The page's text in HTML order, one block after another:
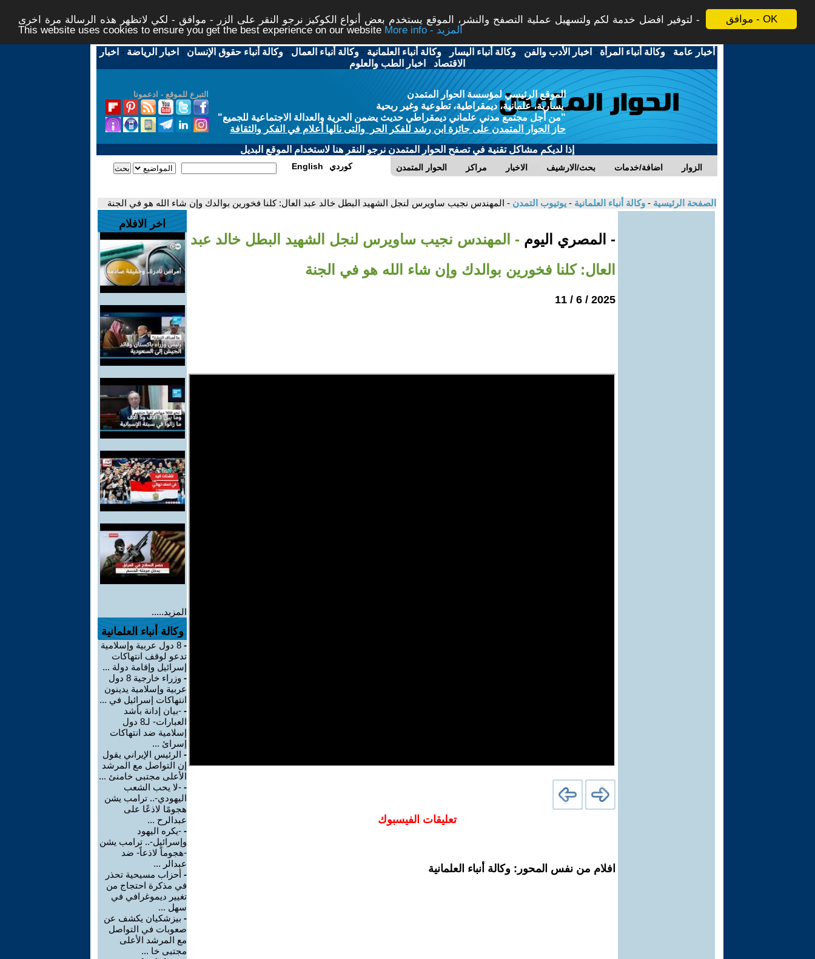
موافق - OK
لتوفير افضل خدمة لكم ولتسهيل عملية التصفح والنشر، الموقع يستخدم بعض أنواع الكوكيز نرجو النقر على الزر - موافق - لكي لاتظهر هذه الرسالة مرة اخرى -
This website uses cookies to ensure you get the best experience on our website
More info - المزيد
أخبار عامة -وكالة أنباء المرأة - اخبار الأدب والفن -وكالة أنباء اليسار -وكالة أنباء العلمانية -وكالة أنباء العمال -وكالة أنباء حقوق الإنسان - اخبار الرياضة - اخبار
الاقتصاد - اخبار الطب والعلوم
التبرع للموقع - ادعمونا
الموقع الرئيسي لمؤسسة الحوار المتمدن
يسارية، علمانية، ديمقراطية، تطوعية وغير ربحية
"من أجل مجتمع مدني علماني ديمقراطي حديث يضمن الحرية والعدالة الاجتماعية للجميع"
حاز الحوار المتمدن على جائزة ابن رشد للفكر الحر والتى نالها أعلام في الفكر والثقافة
إذا لديكم مشاكل تقنية في تصفح الحوار المتمدن نرجو النقر هنا لاستخدام الموقع البديل
الحوار المتمدن مراكز الاخبار بحث/الارشيف اضافة/خدمات الزوار English كوردي
الصفحة الرئيسية - وكالة أنباء العلمانية - يوتيوب التمدن - المهندس نجيب ساويرس لنجل الشهيد البطل خالد عبد العال: كلنا فخورين بوالدك وإن شاء الله هو في الجنة
- المصري اليوم - المهندس نجيب ساويرس لنجل الشهيد البطل خالد عبد
العال: كلنا فخورين بوالدك وإن شاء الله هو في الجنة
2025 / 6 / 11
تعليقات الفيسبوك
افلام من نفس المحور: وكالة أنباء العلمانية
اخر الافلام
المزيد.....
وكالة أنباء العلمانية
-
8 دول عربية وإسلامية
تدعو لوقف انتهاكات
إسرائيل وإقامة دولة ...
-
وزراء خارجية 8 دول
عربية وإسلامية يدينون
انتهاكات إسرائيل في ...
- -بيان إدانة بأشد
العبارات- لـ8 دول
إسلامية ضد انتهاكات
إسرائ ...
- الرئيس الإيراني يقول
إن التواصل مع المرشد
الأعلى مجتبى خامنئ ...
- -لا يحب الشعب
اليهودي-.. ترامب يشن
هجومًا لاذعًا على
عبدالرح ...
- -يكره اليهود
وإسرائيل-.. ترامب يشن
-هجوماً لاذعاً- ضد
عبدالر ...
- أحزاب مسيحية تحذر
في مذكرة احتجاج من
تغيير ديموغرافي في
سهل ...
- بيزشكيان يكشف عن
صعوبات في التواصل
مع المرشد الأعلى
مجتبى خا ...